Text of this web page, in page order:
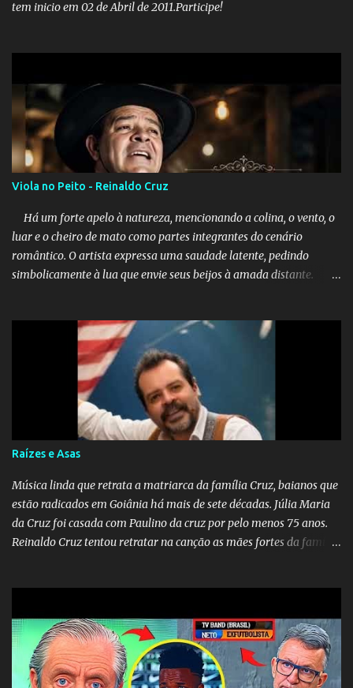
tem inicio em 02 de Abril de 2011.Participe!
Viola no Peito - Reinaldo Cruz
Há um forte apelo à natureza, mencionando a colina, o vento, o
luar e o cheiro de mato como partes integrantes do cenário
romântico. O artista expressa uma saudade latente, pedindo
simbolicamente à lua que envie seus beijos à amada distante. A
destino. Reinaldo Cruz enfatiza que seu coração nasceu para ela e
que continuará esperando enquanto houver canções para entoar. A
obra conclui como uma promessa de fidelidade e esperança no
reencontro, unindo a tradição da viola com o sentimento universal
do amor. No geral, o vídeo apresenta uma narrativa lírica sobre a
persistência do afeto através do tempo e do espaço. YouTube
YouTube YouTube
Raízes e Asas
Música linda que retrata a matriarca da família Cruz, baianos que
estão radicados em Goiânia há mais de sete décadas. Júlia Maria
da Cruz foi casada com Paulino da cruz por pelo menos 75 anos.
Reinaldo Cruz tentou retratar na canção as mães fortes da família